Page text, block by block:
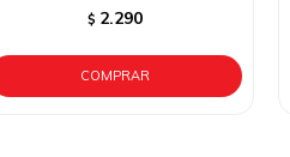
$ 2.290